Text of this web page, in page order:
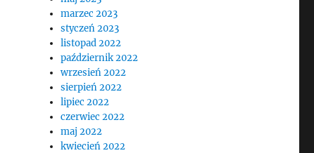
marzec 2023
styczeń 2023
listopad 2022
październik 2022
wrzesień 2022
sierpień 2022
lipiec 2022
czerwiec 2022
maj 2022
kwiecień 2022